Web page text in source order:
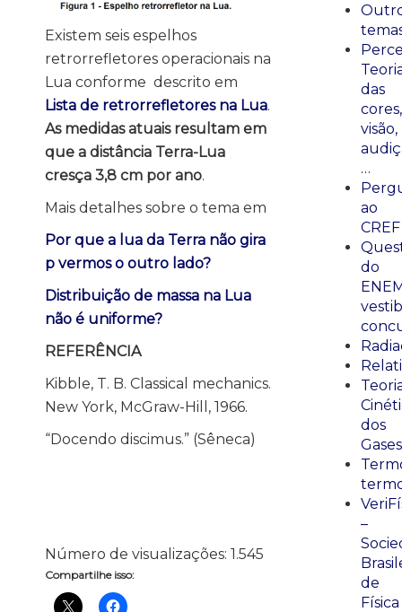
Existem seis espelhos
retrorrefletores operacionais na
Lua conforme descrito em
Lista de retrorrefletores na Lua.
As medidas atuais resultam em
que a distância Terra-Lua
cresça 3,8 cm por ano.
Mais detalhes sobre o tema em
Por que a lua da Terra não gira
p vermos o outro lado?
Distribuição de massa na Lua
não é uniforme?
REFERÊNCIA
Kibble, T. B. Classical mechanics.
New York, McGraw-Hill, 1966.
“Docendo discimus.” (Sêneca)
Número de visualizações: 1.545
Compartilhe isso:
das
cores,
visão,
…
ao
CREF
do
dos
Gases
–
de
Física